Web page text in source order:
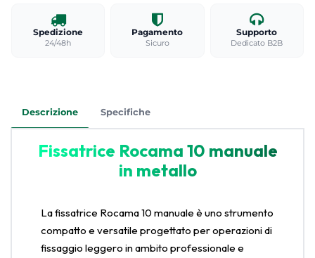
Spedizione
24/48h
Pagamento
Sicuro
Supporto
Dedicato B2B
Descrizione Specifiche
Fissatrice Rocama 10 manuale
in metallo
La fissatrice Rocama 10 manuale è uno strumento
compatto e versatile progettato per operazioni di
fissaggio leggero in ambito professionale e